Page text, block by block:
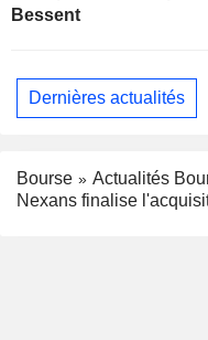
Bessent
Dernières actualités
Bourse
Actualités
Nexans finalise